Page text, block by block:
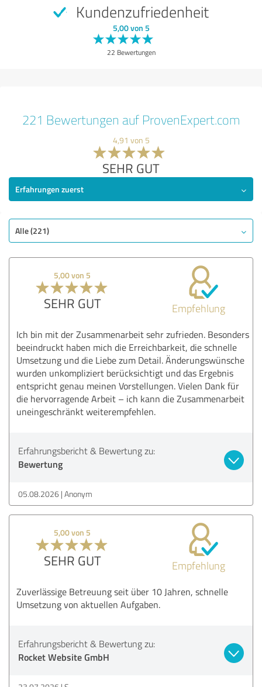
Kundenzufriedenheit
5,00 von 5
22 Bewertungen
221 Bewertungen auf ProvenExpert.com
4,91 von 5
SEHR GUT
Erfahrungen zuerst
Alle (221)
5,00 von 5
SEHR GUT Empfehlung
Ich bin mit der Zusammenarbeit sehr zufrieden. Besonders
beeindruckt haben mich die Erreichbarkeit, die schnelle
Umsetzung und die Liebe zum Detail. Änderungswünsche
wurden unkompliziert berücksichtigt und das Ergebnis
entspricht genau meinen Vorstellungen. Vielen Dank für
die hervorragende Arbeit – ich kann die Zusammenarbeit
uneingeschränkt weiterempfehlen.
Erfahrungsbericht & Bewertung zu:
Bewertung
05.08.2026 Anonym
5,00 von 5
SEHR GUT Empfehlung
Zuverlässige Betreuung seit über 10 Jahren, schnelle
Umsetzung von aktuellen Aufgaben.
Erfahrungsbericht & Bewertung zu:
Rocket Website GmbH